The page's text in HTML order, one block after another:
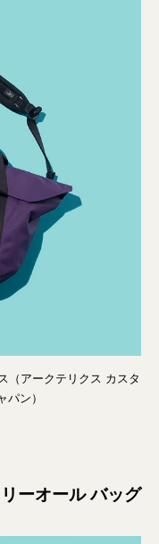
（アークテリクス カスタ
ン）
ーオール バッグ